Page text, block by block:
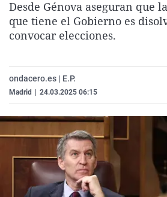
Desde Génova aseguran que
que tiene el Gobierno es
convocar elecciones.
ondacero.es | E.P.
Madrid 24.03.2025 06:15